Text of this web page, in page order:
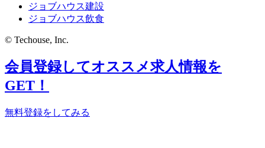
ジョブハウス建設
ジョブハウス飲食
© Techouse, Inc.
会員登録してオススメ求人情報を
GET！
無料登録をしてみる